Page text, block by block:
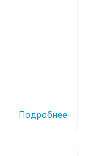
Подробнее